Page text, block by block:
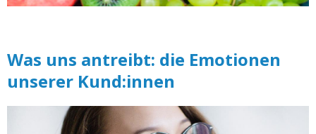
Was uns antreibt: die Emotionen
unserer Kund:innen